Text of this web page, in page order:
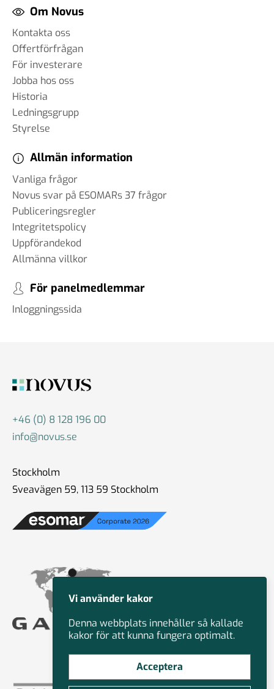
Om Novus
Kontakta oss
Offertförfrågan
För investerare
Jobba hos oss
Historia
Ledningsgrupp
Styrelse
Allmän information
Vanliga frågor
Novus svar på ESOMARs 37 frågor
Publiceringsregler
Integritetspolicy
Uppförandekod
Allmänna villkor
För panelmedlemmar
Inloggningssida
+46 (0) 8 128 196 00
info@novus.se
Stockholm
Sveavägen 59, 113 59 Stockholm
Vi använder kakor
Denna webbplats innehåller så kallade
kakor för att kunna fungera optimalt.
Acceptera